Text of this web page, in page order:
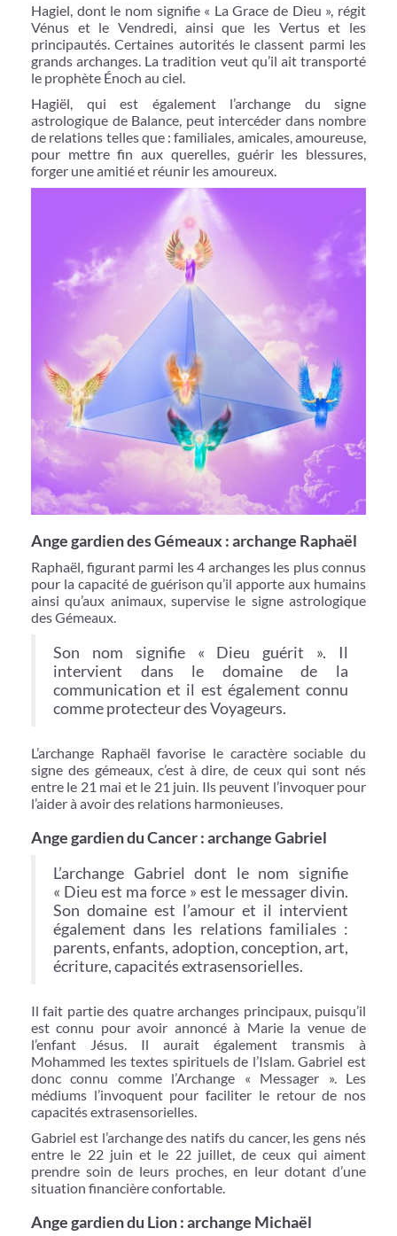
Hagiel, dont le nom signifie « La Grace de Dieu », régit
Vénus et le Vendredi, ainsi que les Vertus et les
principautés. Certaines autorités le classent parmi les
grands archanges. La tradition veut qu’il ait transporté
le prophète Énoch au ciel.
Hagiël, qui est également l’archange du signe
astrologique de Balance, peut intercéder dans nombre
de relations telles que : familiales, amicales, amoureuse,
pour mettre fin aux querelles, guérir les blessures,
forger une amitié et réunir les amoureux.
Ange gardien des Gémeaux : archange Raphaël
Raphaël, figurant parmi les 4 archanges les plus connus
pour la capacité de guérison qu’il apporte aux humains
ainsi qu’aux animaux, supervise le signe astrologique
des Gémeaux.
Son nom signifie « Dieu guérit ». Il
intervient dans le domaine de la
communication et il est également connu
comme protecteur des Voyageurs.
L’archange Raphaël favorise le caractère sociable du
signe des gémeaux, c’est à dire, de ceux qui sont nés
entre le 21 mai et le 21 juin. Ils peuvent l’invoquer pour
l’aider à avoir des relations harmonieuses.
Ange gardien du Cancer : archange Gabriel
L’archange Gabriel dont le nom signifie
« Dieu est ma force » est le messager divin.
Son domaine est l’amour et il intervient
également dans les relations familiales :
parents, enfants, adoption, conception, art,
écriture, capacités extrasensorielles.
Il fait partie des quatre archanges principaux, puisqu’il
est connu pour avoir annoncé à Marie la venue de
l’enfant Jésus. Il aurait également transmis à
Mohammed les textes spirituels de l’Islam. Gabriel est
donc connu comme l’Archange « Messager ». Les
médiums l’invoquent pour faciliter le retour de nos
capacités extrasensorielles.
Gabriel est l’archange des natifs du cancer, les gens nés
entre le 22 juin et le 22 juillet, de ceux qui aiment
prendre soin de leurs proches, en leur dotant d’une
situation financière confortable.
Ange gardien du Lion : archange Michaël